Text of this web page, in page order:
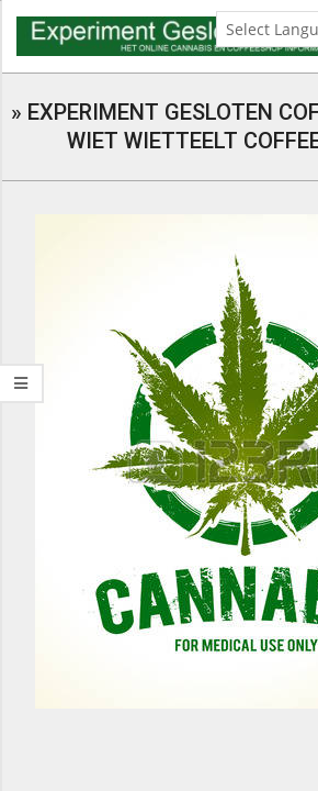
Skip
content
Menu
» EXPERIMENT GESLOTEN
WIET WIETTEELT